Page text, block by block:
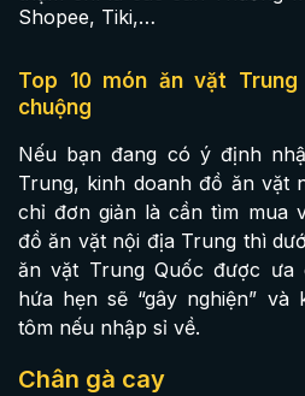
Shopee, Tiki,…
Top 10 món ăn vặt
chuộng
Nếu bạn đang có ý định
Trung, kinh doanh đồ ăn vặt
chỉ đơn giản là cần tìm mua
đồ ăn vặt nội địa Trung thì
ăn vặt Trung Quốc được ưa
hứa hẹn sẽ “gây nghiện”
tôm nếu nhập sỉ về.
Chân gà cay